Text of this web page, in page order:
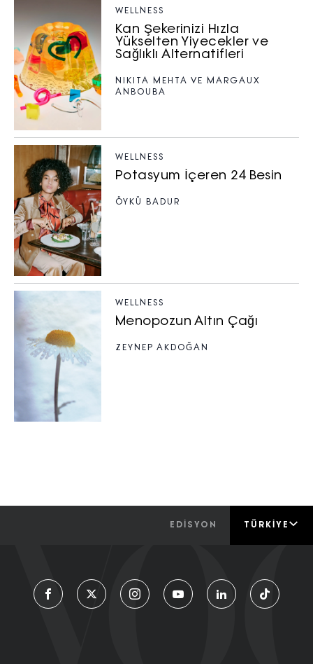
WELLNESS
Kan Şekerinizi Hızla
Yükselten Yiyecekler ve
Sağlıklı Alternatifleri
NIKITA MEHTA VE MARGAUX
ANBOUBA
WELLNESS
Potasyum İçeren 24 Besin
ÖYKÜ BADUR
WELLNESS
Menopozun Altın Çağı
ZEYNEP AKDOĞAN
EDİSYON TÜRKIYE